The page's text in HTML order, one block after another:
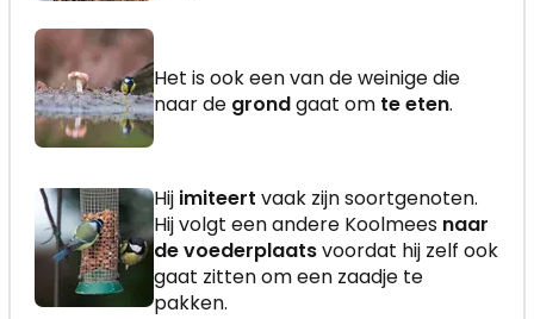
Het is ook een van de weinige die
naar de grondgaat om te eten.
Hij imiteert vaak zijn soortgenoten.
Hij volgt een andere Koolmees naar
de voederplaatsvoordat hij zelf ook
gaat zitten om een zaadje te
pakken.